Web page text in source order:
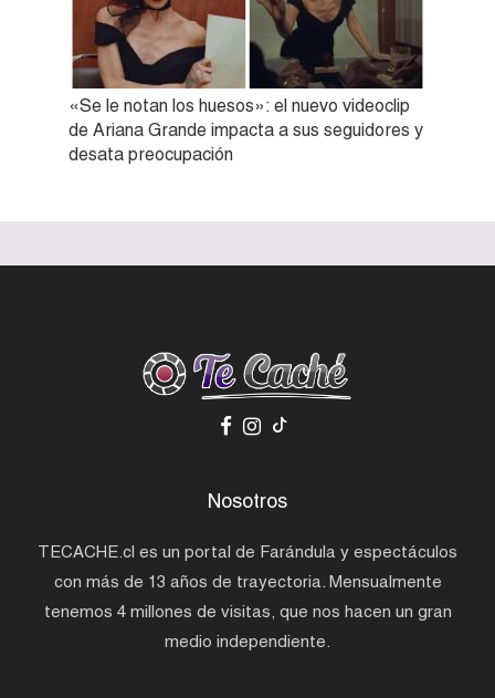
«Se le notan los huesos»: el nuevo videoclip
de Ariana Grande impacta a sus seguidores y
desata preocupación
Nosotros
TECACHE.cl es un portal de Farándula y espectáculos
con más de 13 años de trayectoria. Mensualmente
tenemos 4 millones de visitas, que nos hacen un gran
medio independiente.